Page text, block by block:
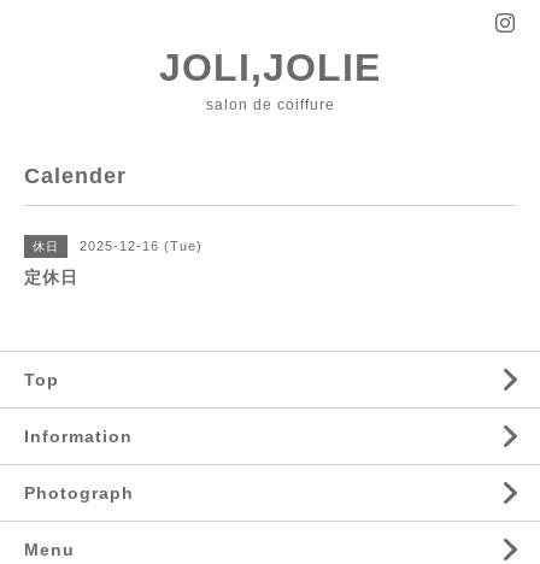
JOLI,JOLIE
salon de coiffure
Calender
休日 2025-12-16 (Tue)
定休日
Top
Information
Photograph
Menu